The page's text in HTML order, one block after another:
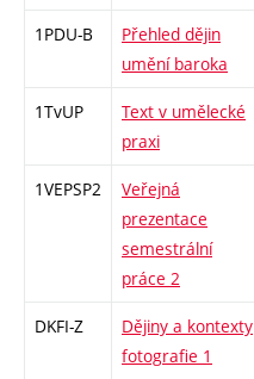
1PDU-B
Přehled dějin
umění baroka
1TvUP
Text v umělecké
praxi
1VEPSP2
Veřejná
prezentace
semestrální
práce 2
DKFI-Z
Dějiny a kontexty
fotografie 1